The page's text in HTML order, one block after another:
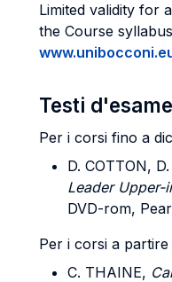
Limited validity for
the Course
Testi d'esame
Per i corsi fino a
D. COTTON,
Leader Upper-
DVD-rom,
Per i corsi a
C. THAINE,